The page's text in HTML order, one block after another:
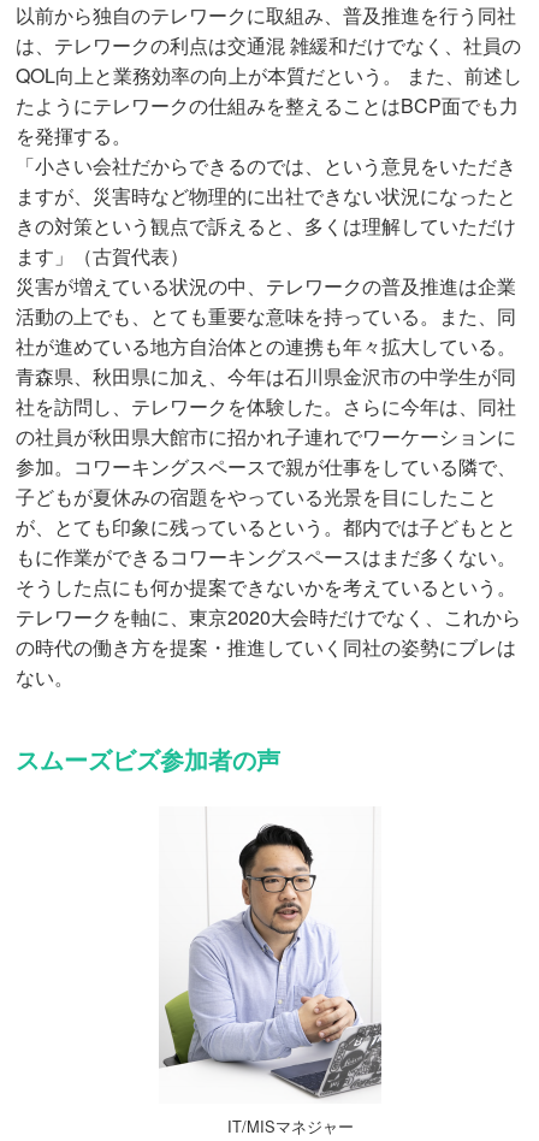
以前から独自のテレワークに取組み、普及推進を行う同社
は、テレワークの利点は交通混 雑緩和だけでなく、社員の
QOL向上と業務効率の向上が本質だという。 また、前述し
たようにテレワークの仕組みを整えることはBCP面でも力
を発揮する。
「小さい会社だからできるのでは、という意見をいただき
ますが、災害時など物理的に出社できない状況になったと
きの対策という観点で訴えると、多くは理解していただけ
ます」（古賀代表）
災害が増えている状況の中、テレワークの普及推進は企業
活動の上でも、とても重要な意味を持っている。また、同
社が進めている地方自治体との連携も年々拡大している。
青森県、秋田県に加え、今年は石川県金沢市の中学生が同
社を訪問し、テレワークを体験した。さらに今年は、同社
の社員が秋田県大館市に招かれ子連れでワーケーションに
参加。コワーキングスペースで親が仕事をしている隣で、
子どもが夏休みの宿題をやっている光景を目にしたこと
が、とても印象に残っているという。都内では子どもとと
もに作業ができるコワーキングスペースはまだ多くない。
そうした点にも何か提案できないかを考えているという。
テレワークを軸に、東京2020大会時だけでなく、これから
の時代の働き方を提案・推進していく同社の姿勢にブレは
ない。
スムーズビズ参加者の声
IT/MISマネジャー